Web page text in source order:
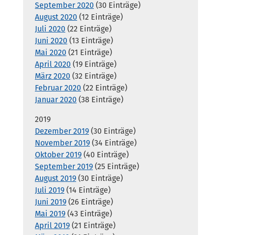
September 2020 (30 Einträge)
August 2020 (12 Einträge)
Juli 2020 (22 Einträge)
Juni 2020 (13 Einträge)
Mai 2020 (21 Einträge)
April 2020 (19 Einträge)
März 2020 (32 Einträge)
Februar 2020 (22 Einträge)
Januar 2020 (38 Einträge)
2019
Dezember 2019 (30 Einträge)
November 2019 (34 Einträge)
Oktober 2019 (40 Einträge)
September 2019 (25 Einträge)
August 2019 (30 Einträge)
Juli 2019 (14 Einträge)
Juni 2019 (26 Einträge)
Mai 2019 (43 Einträge)
April 2019 (21 Einträge)